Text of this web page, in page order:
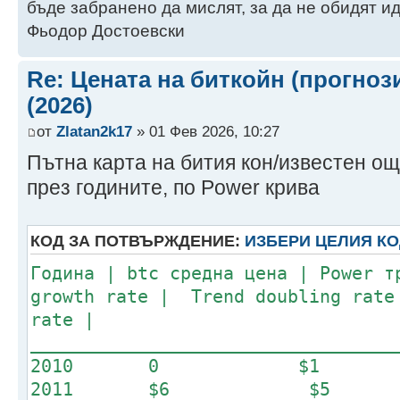
бъде забранено да мислят, за да не обидят
Фьодор Достоевски
Re: Цената на биткойн
(2026)
от Zlatan2k17 » 01 Фев 2026, 10:27
Пътна карта на бития кон/известен
през годините, по Power крива
КОД ЗА ПОТВЪРЖДЕНИЕ: ИЗБЕРИ ЦЕЛИЯ
Година | btc средна цена | Power
growth rate | Trend doubling
rate |
2010 0
2011 $6 $5